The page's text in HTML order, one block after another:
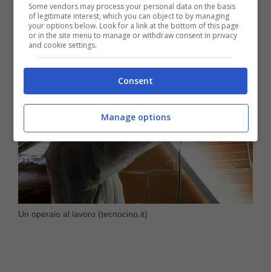
ritardo, ma meglio tardi che mai!
Un operaio al lavoro (tecnocino.it)
Some vendors may process your personal data on the basis
of legitimate interest, which you can object to by managing
your options below. Look for a link at the bottom of this page
or in the site menu to manage or withdraw consent in privacy
and cookie settings.
Consent
Manage options